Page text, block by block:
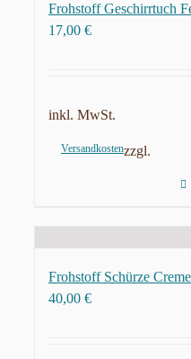
Frohstoff Geschirrtuch
17,00 €
inkl. MwSt.
zzgl.
Versandkosten
Frohstoff Schürze
40,00 €